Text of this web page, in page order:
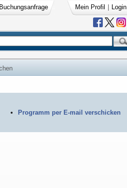
Buchungsanfrage Mein Profil Login
Programm per E-mail verschicken